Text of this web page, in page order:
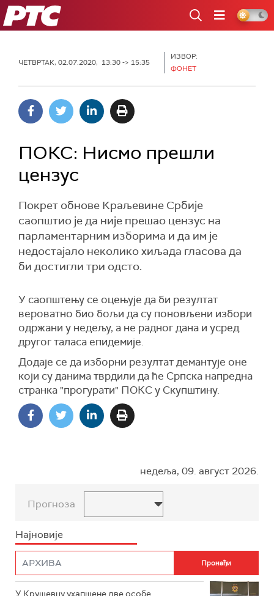
РТС
ЧЕТВРТАК, 02.07.2020, 13:30 -> 15:35
ИЗВОР:
ФОНЕТ
ПОКС: Нисмо прешли
цензус
Покрет обнове Краљевине Србије
саопштио је да није прешао цензус на
парламентарним изборима и да им је
недостајало неколико хиљада гласова да
би достигли три одсто.
У саопштењу се оцењује да би резултат
вероватно био бољи да су поновљени избори
одржани у недељу, а не радног дана и усред
другог таласа епидемије.
Додаје се да изборни резултат демантује оне
који су данима тврдили да ће Српска напредна
странка "прогурати" ПОКС у Скупштину.
недеља, 09. август 2026.
Прогноза
Најновије
У Крушевцу ухапшене две особе